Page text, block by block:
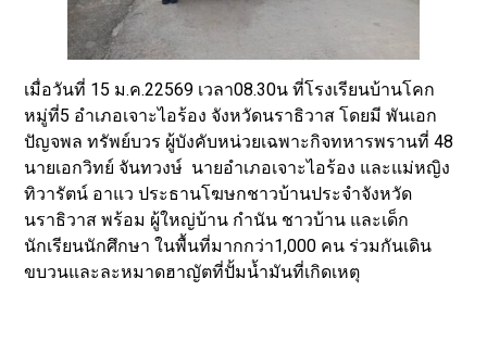
เมื่อวันที่ 15 ม.ค.22569 เวลา08.30น ที่โรงเรียนบ้านโคก
หมู่ที่5 อำเภอเจาะไอร้อง จังหวัดนราธิวาส โดยมี พันเอก
ปัญจพล ทรัพย์บวร ผู้บังคับหน่วยเฉพาะกิจทหารพรานที่ 48
นายเอกวิทย์ จันทวงษ์ นายอำเภอเจาะไอร้อง และแม่หญิง
ทิวารัตน์ อาแว ประธานโฆษกชาวบ้านประจำจังหวัด
นราธิวาส พร้อม ผู้ใหญ่บ้าน กำนัน ชาวบ้าน และเด็ก
นักเรียนนักศึกษา ในพื้นที่มากกว่า1,000 คน ร่วมกันเดิน
ขบวนและละหมาดฮาญัตที่ปั้มน้ำมันที่เกิดเหตุ